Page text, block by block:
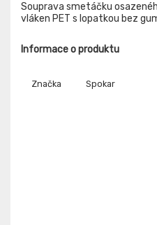
Souprava smetáčku
vláken PET s lopatkou bez
Informace o produktu
Značka Spokar